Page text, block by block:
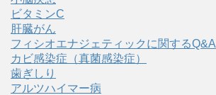
ビタミンC
肝臓がん
フィシオエナジェティックに関するQ&A
カビ感染症（真菌感染症）
歯ぎしり
アルツハイマー病